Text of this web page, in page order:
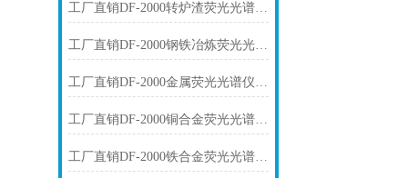
工厂直销DF-2000转炉渣荧光光谱仪技术参数
工厂直销DF-2000钢铁冶炼荧光光谱仪技术参数
工厂直销DF-2000金属荧光光谱仪技术参数
工厂直销DF-2000铜合金荧光光谱仪技术参数
工厂直销DF-2000铁合金荧光光谱仪技术参数